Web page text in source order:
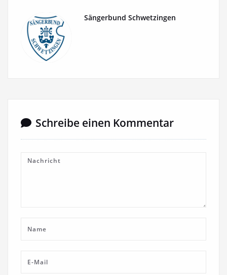
Sängerbund Schwetzingen
Schreibe einen Kommentar